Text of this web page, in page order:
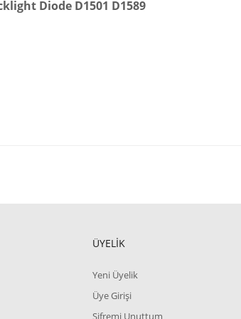
Diode D1501 D1589
ÜYELİK
Yeni Üyelik
Üye Girişi
Şifremi Unuttum